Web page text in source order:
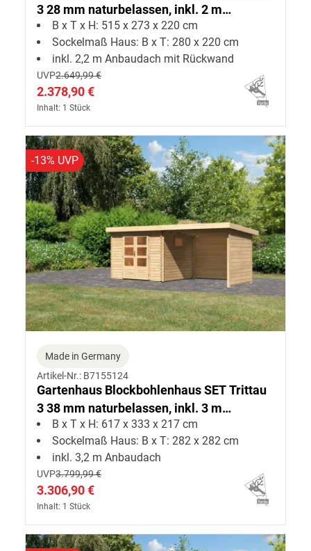
3 28 mm naturbelassen, inkl. 2 m
Anbaudach + Rückwand
B x T x H: 515 x 273 x 220 cm
Sockelmaß Haus: B x T: 280 x 220 cm
inkl. 2,2 m Anbaudach mit Rückwand
UVP2.649,99 €
2.378,90 €
Inhalt: 1 Stück
-13% UVP
Made in Germany
Artikel-Nr.: B7155124
Gartenhaus Blockbohlenhaus SET Trittau
3 38 mm naturbelassen, inkl. 3 m
Anbaudach + Seiten--Rückwand
B x T x H: 617 x 333 x 217 cm
Sockelmaß Haus: B x T: 282 x 282 cm
inkl. 3,2 m Anbaudach
UVP3.799,99 €
3.306,90 €
Inhalt: 1 Stück